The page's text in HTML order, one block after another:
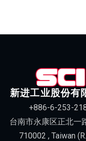
新进工业股份有
+886-6-253-
台南市永康区正北一
710002 , Taiwan